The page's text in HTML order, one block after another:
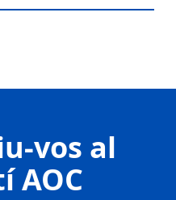
vos al
AOC